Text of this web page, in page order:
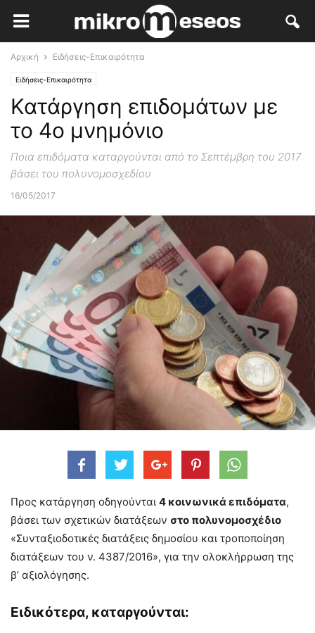
Αρχική Ειδήσεις-Επικαιρότητα
Ειδήσεις-Επικαιρότητα
Κατάργηση επιδομάτων με
το 4ο μνημόνιο
Ποια επιδόματα καταργούνται από το Σεπτέμβρη του 2017
βάσει του πολυνομοσχεδίου
16/05/2017
Προς κατάργηση οδηγούνται 4 κοινωνικά επιδόματα,
βάσει των σχετικών διατάξεων στο πολυνομοσχέδιο
«Συνταξιοδοτικές διατάξεις δημοσίου και τροποποίηση
διατάξεων του ν. 4387/2016», για την ολοκλήρρωση της
β’ αξιολόγησης.
Ειδικότερα, καταργούνται: